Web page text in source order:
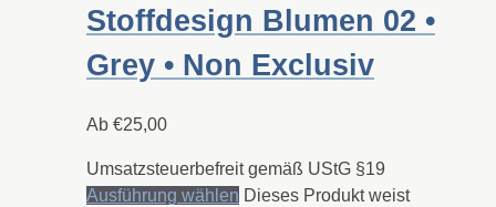
Stoffdesign Blumen 02 •
Grey • Non Exclusiv
Ab €25,00
Umsatzsteuerbefreit gemäß UStG §19
Ausführung wählen Dieses Produkt weist